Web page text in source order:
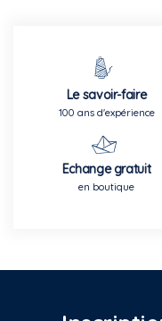
Le savoir-faire
100 ans d'expérience
Echange gratuit
en boutique